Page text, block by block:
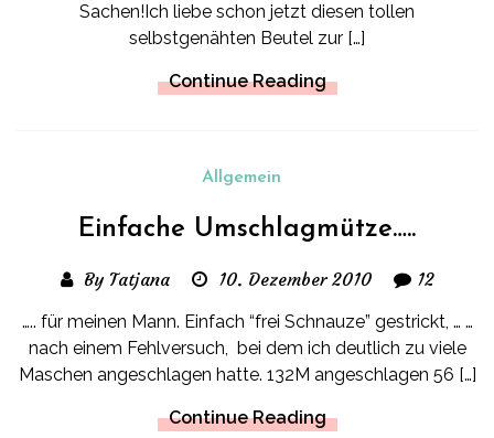
Sachen!Ich liebe schon jetzt diesen tollen
selbstgenähten Beutel zur […]
Continue Reading
Allgemein
Einfache Umschlagmütze…..
By Tatjana 10. Dezember 2010 12
….. für meinen Mann. Einfach “frei Schnauze” gestrickt, … …
nach einem Fehlversuch, bei dem ich deutlich zu viele
Maschen angeschlagen hatte. 132M angeschlagen 56 […]
Continue Reading